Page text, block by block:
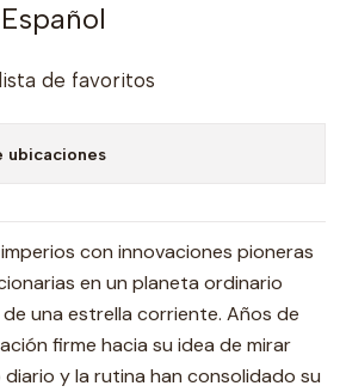
de favoritos
ubicaciones
con innovaciones pioneras
en un planeta ordinario
una estrella corriente. Años de
firme hacia su idea de mirar
diario y la rutina han consolidado su